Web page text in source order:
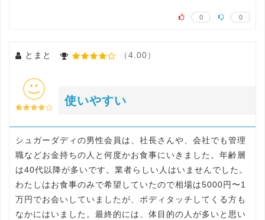
0 0
とまと （4.00）
使いやすい
シュガーダディの男性会員は、社長さんや、会社でも管理
職などお金持ちの人と何度かお食事にいきました。年齢層
は40代以降が多いです。業者らしい人はいませんでした。
わたしはお食事のみで希望していたので相場は5000円〜1
万円でお会いしていましたが、ボディタッチしてくる方も
なかにはいました。最終的には、体目的の人が多いと思い